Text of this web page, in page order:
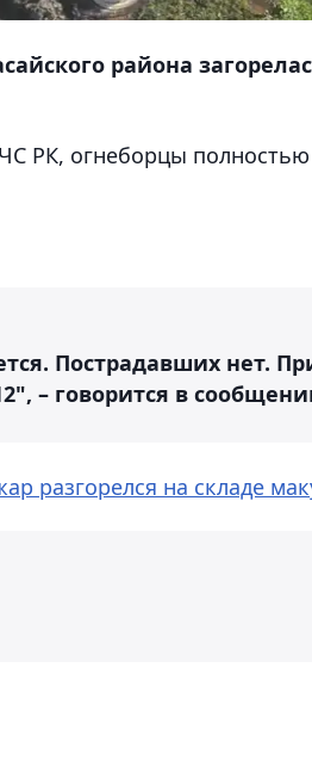
района
РК, огнеборцы
Пострадавших нет.
– говорится в
разгорелся на складе